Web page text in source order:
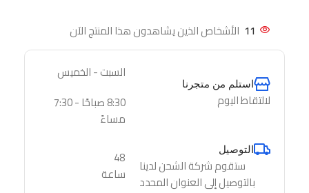
11 الأشخاص الذين يشاهدون هذا المنتج الآن
استلم من متجرنا
لالتقاط اليوم
السبت - الخميس
8:30 صباحًا - 7:30
مساءً
التوصيل
ستقوم شركة الشحن لدينا
بالتوصيل إلى العنوان المحدد
48
ساعة